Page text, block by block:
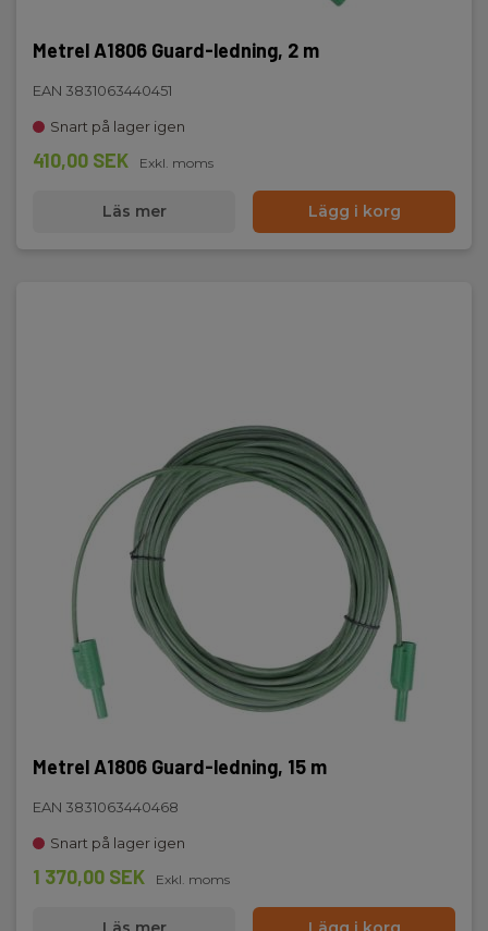
Metrel A1806 Guard-ledning, 2 m
EAN 3831063440451
Snart på lager igen
410,00 SEK Exkl. moms
Läs mer Lägg i korg
Metrel A1806 Guard-ledning, 15 m
EAN 3831063440468
Snart på lager igen
1 370,00 SEK Exkl. moms